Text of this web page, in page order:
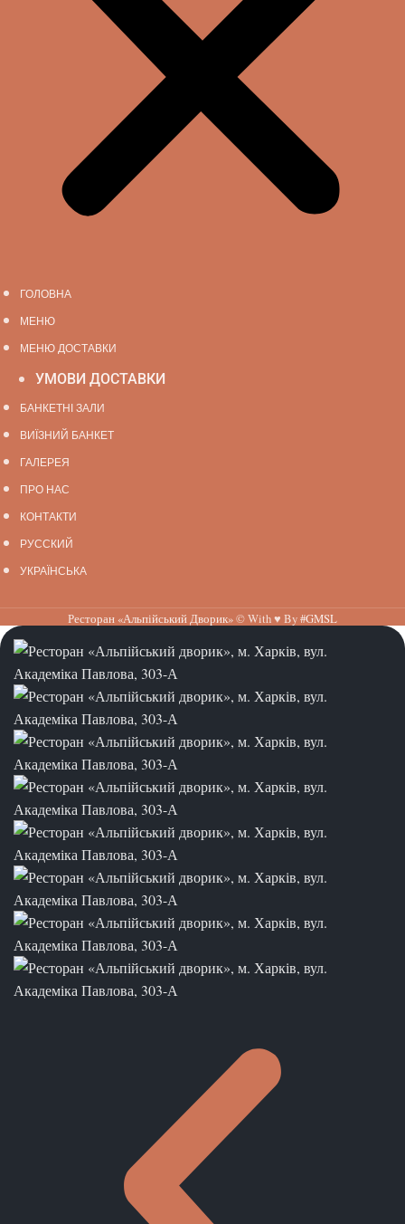
ГОЛОВНА
МЕНЮ
МЕНЮ ДОСТАВКИ
УМОВИ ДОСТАВКИ
БАНКЕТНІ ЗАЛИ
ВИЇЗНИЙ БАНКЕТ
ГАЛЕРЕЯ
ПРО НАС
КОНТАКТИ
РУССКИЙ
УКРАЇНСЬКА
Ресторан «Альпійський Дворик»© With ♥ By#GMSL